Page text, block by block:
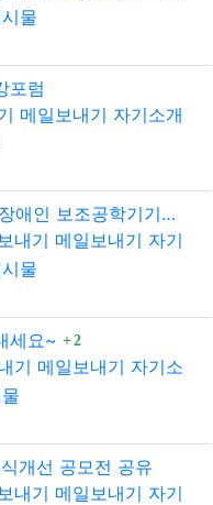
물
포럼
메일보내기 자기소개
보조공학기기 공모전
내기 메일보내기 자기
물
세요~ 댓글
2
기 메일보내기 자기소
개선 공모전 공유
내기 메일보내기 자기